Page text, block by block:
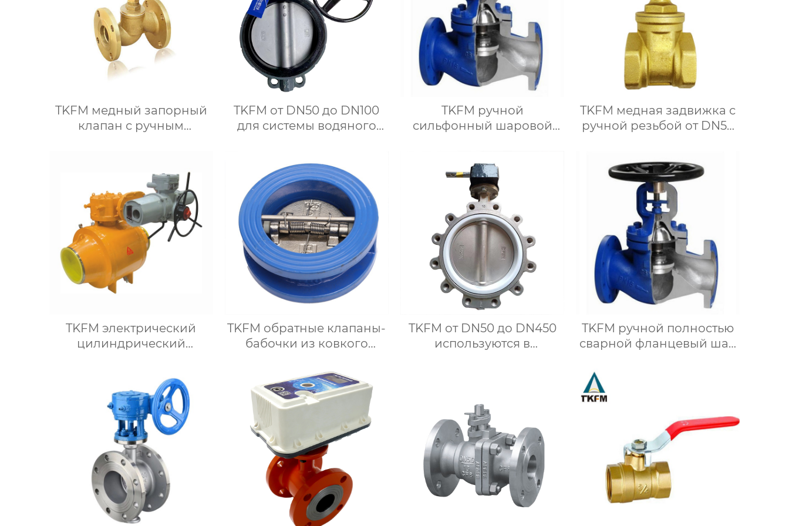
TKFM медный запорный
клапан с ручным
водяного отопления
TKFM от DN50 до DN100
для системы водяного
дроссельная заслонка с
зажимом для чугунной
ручки
TKFM ручной
сильфонный шаровой
нефтехимических систем
TKFM медная задвижка с
ручной резьбой от DN50
TKFM электрический
цилиндрический
кран для химических
систем добычи нефти и
природного газа
TKFM обратные клапаны-
бабочки из ковкого
уплотнением от DN50 до
DN600 используются в
системах водяного
TKFM от DN50 до DN450
используются в
заслонок из
нержавеющей стали с
фтористой футеровкой
ptfe CF8M с турбинным
наконечником
TKFM ручной полностью
сварной фланцевый шар
для системы водяного